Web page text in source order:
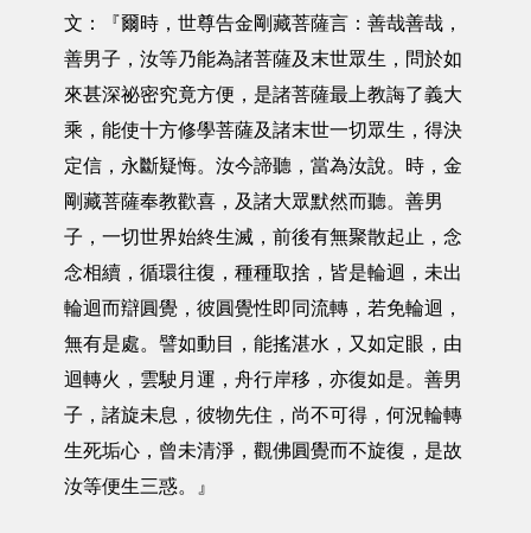
文：『爾時，世尊告金剛藏菩薩言：善哉善哉，
善男子，汝等乃能為諸菩薩及末世眾生，問於如
來甚深祕密究竟方便，是諸菩薩最上教誨了義大
乘，能使十方修學菩薩及諸末世一切眾生，得決
定信，永斷疑悔。汝今諦聽，當為汝說。時，金
剛藏菩薩奉教歡喜，及諸大眾默然而聽。善男
子，一切世界始終生滅，前後有無聚散起止，念
念相續，循環往復，種種取捨，皆是輪迴，未出
輪迴而辯圓覺，彼圓覺性即同流轉，若免輪迴，
無有是處。譬如動目，能搖湛水，又如定眼，由
迴轉火，雲駛月運，舟行岸移，亦復如是。善男
子，諸旋未息，彼物先住，尚不可得，何況輪轉
生死垢心，曾未清淨，觀佛圓覺而不旋復，是故
汝等便生三惑。』